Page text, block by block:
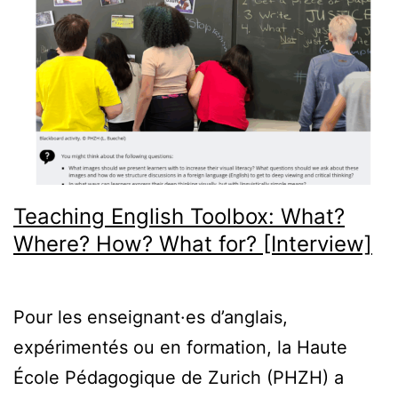
Teaching English Toolbox: What?
Where? How? What for? [Interview]
Pour les enseignant·es d’anglais,
expérimentés ou en formation, la Haute
École Pédagogique de Zurich (PHZH) a